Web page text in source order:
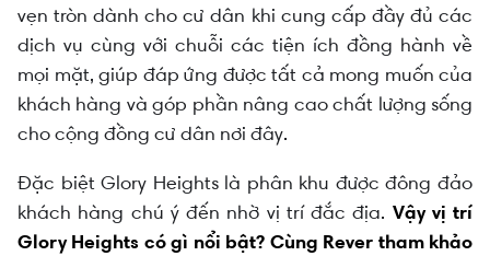
vẹn tròn dành cho cư dân khi cung cấp đầy đủ các
dịch vụ cùng với chuỗi các tiện ích đồng hành về
mọi mặt, giúp đáp ứng được tất cả mong muốn của
khách hàng và góp phần nâng cao chất lượng sống
cho cộng đồng cư dân nơi đây.
Đặc biệt Glory Heights là phân khu được đông đảo
khách hàng chú ý đến nhờ vị trí đắc địa. Vậy vị trí
Glory Heights có gì nổi bật? Cùng Rever tham khảo